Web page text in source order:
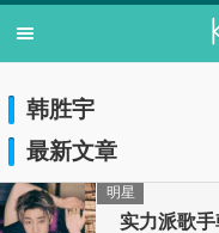
韩胜宇
最新文章
实力派歌
明星